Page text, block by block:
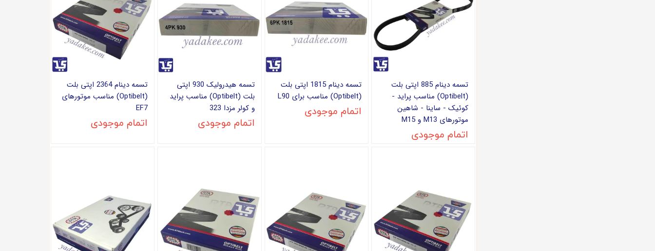
تسمه دینام 885 اپتی بلت
(Optibelt) مناسب پراید -
کوئیک - ساینا - شاهین
موتورهای M13 و M15
اتمام موجودی
تسمه دینام 1815 اپتی بلت
(Optibelt) مناسب برای L90
اتمام موجودی
تسمه هیدرولیک 930 اپتی
بلت (Optibelt) مناسب پراید
و کولر مزدا 323
اتمام موجودی
تسمه دینام 2364 اپتی بلت
(Optibelt) مناسب موتورهای
EF7
اتمام موجودی